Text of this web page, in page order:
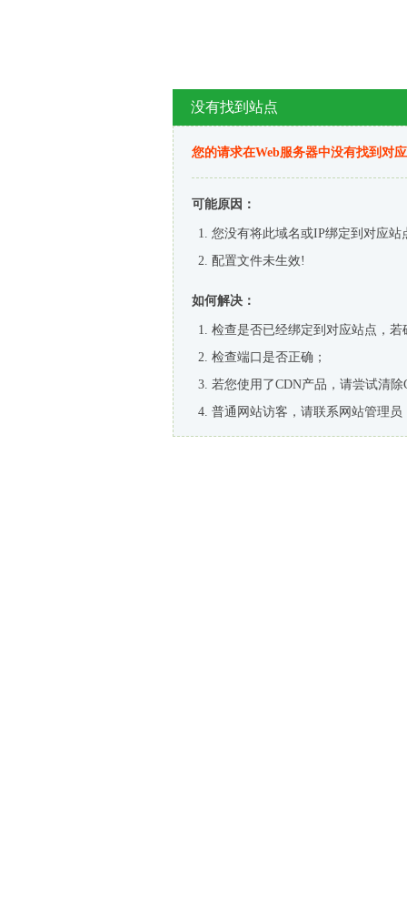
没有找到站点
您的请求在Web服务器中没有找到对
可能原因：
您没有将此域名或IP绑定到对应站
配置文件未生效!
如何解决：
检查是否已经绑定到对应站点，
检查端口是否正确；
若您使用了CDN产品，请尝试清除
普通网站访客，请联系网站管理员